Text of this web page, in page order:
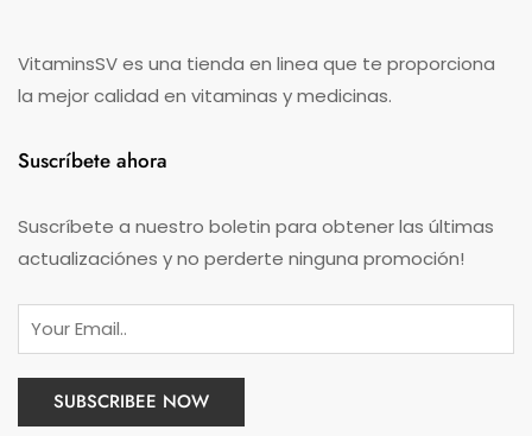
VitaminsSV es una tienda en linea que te proporciona
la mejor calidad en vitaminas y medicinas.
Suscríbete ahora
Suscríbete a nuestro boletin para obtener las últimas
actualizaciónes y no perderte ninguna promoción!